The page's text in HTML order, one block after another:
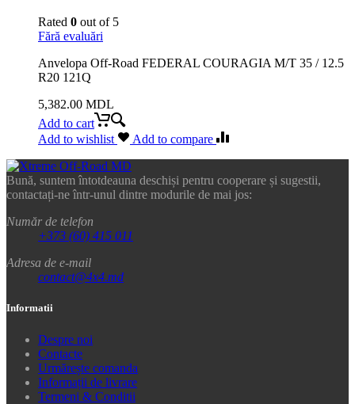
Rated 0 out of 5
Fără evaluări
Anvelopa Off-Road FEDERAL COURAGIA M/T 35 / 12.5
R20 121Q
5,382.00 MDL
Add to cart
Add to wishlist
Add to compare
Bună, suntem întotdeauna deschiși pentru cooperare și sugestii,
contactați-ne într-unul dintre modurile de mai jos:
Număr de telefon
+373 (60) 415 011
Adresa de e-mail
contact@4x4.md
Informatii
Despre noi
Contacte
Urmărește comanda
Informații de livrare
Termeni & Conditii